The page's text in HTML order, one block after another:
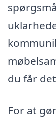
du får
For at